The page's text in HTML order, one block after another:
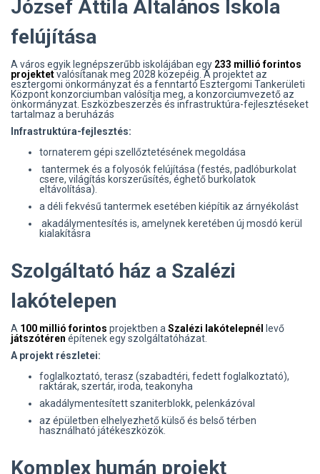
József Attila Általános Iskola
felújítása
A város egyik legnépszerűbb iskolájában egy 233 millió forintos
projektetvalósítanak meg 2028 közepéig. A projektet az
esztergomi önkormányzat és a fenntartó Esztergomi Tankerületi
Központ konzorciumban valósítja meg, a konzorciumvezető az
önkormányzat. Eszközbeszerzés és infrastruktúra-fejlesztéseket
tartalmaz a beruházás
Infrastruktúra-fejlesztés:
tornaterem gépi szellőztetésének megoldása
tantermek és a folyosók felújítása (festés, padlóburkolat
csere, világítás korszerűsítés, éghető burkolatok
eltávolítása).
a déli fekvésű tantermek esetében kiépítik az árnyékolást
akadálymentesítés is, amelynek keretében új mosdó kerül
kialakításra
Szolgáltató ház a Szalézi
lakótelepen
A 100 millió forintos projektben a Szalézi lakótelepnél
levő
játszótéren építenek egy szolgáltatóházat.
A projekt részletei:
foglalkoztató, terasz (szabadtéri, fedett foglalkoztató),
raktárak, szertár, iroda, teakonyha
akadálymentesített szaniterblokk, pelenkázóval
az épületben elhelyezhető külső és belső térben
használható játékeszközök.
Komplex humán projekt